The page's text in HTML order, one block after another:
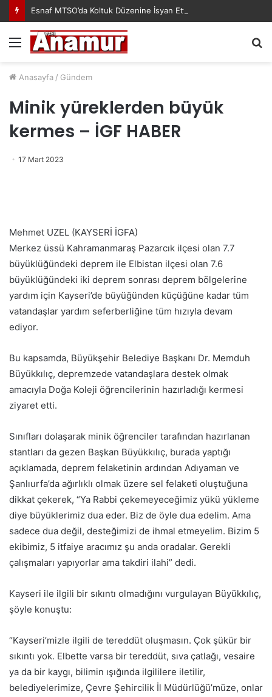
Esnaf MTSO’da Koltuk Düzenine İsyan Etti!
Menü
Anasayfa / Gündem
Minik yüreklerden büyük
kermes – İGF HABER
17 Mart 2023
Mehmet UZEL (KAYSERİ İGFA)
Merkez üssü Kahramanmaraş Pazarcık ilçesi olan 7.7
büyüklüğündeki deprem ile Elbistan ilçesi olan 7.6
büyüklüğündeki iki deprem sonrası deprem bölgelerine
yardım için Kayseri’de büyüğünden küçüğüne kadar tüm
vatandaşlar yardım seferberliğine tüm hızıyla devam
ediyor.
Bu kapsamda, Büyükşehir Belediye Başkanı Dr. Memduh
Büyükkılıç, depremzede vatandaşlara destek olmak
amacıyla Doğa Koleji öğrencilerinin hazırladığı kermesi
ziyaret etti.
Sınıfları dolaşarak minik öğrenciler tarafından hazırlanan
stantları da gezen Başkan Büyükkılıç, burada yaptığı
açıklamada, deprem felaketinin ardından Adıyaman ve
Şanlıurfa’da ağırlıklı olmak üzere sel felaketi oluştuğuna
dikkat çekerek, “Ya Rabbi çekemeyeceğimiz yükü yükleme
diye büyüklerimiz dua eder. Biz de öyle dua edelim. Ama
sadece dua değil, desteğimizi de ihmal etmeyelim. Bizim 5
ekibimiz, 5 itfaiye aracımız şu anda oradalar. Gerekli
çalışmaları yapıyorlar ama takdiri ilahi” dedi.
Kayseri ile ilgili bir sıkıntı olmadığını vurgulayan Büyükkılıç,
şöyle konuştu:
“Kayseri’mizle ilgili de tereddüt oluşmasın. Çok şükür bir
sıkıntı yok. Elbette varsa bir tereddüt, sıva çatlağı, vesaire
ya da bir kaygı, bilimin ışığında ilgililere iletilir,
belediyelerimize, Çevre Şehircilik İl Müdürlüğü’müze, onlar